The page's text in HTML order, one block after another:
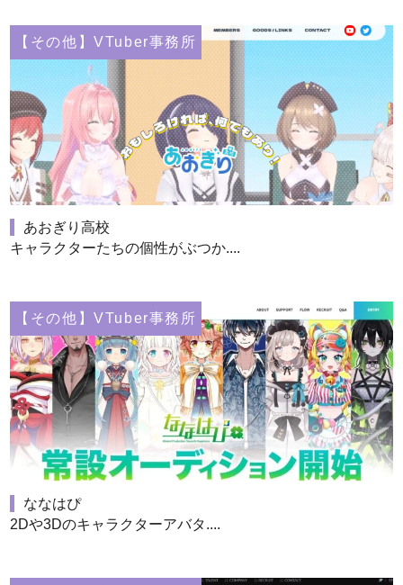
【その他】VTuber事務所
あおぎり高校
キャラクターたちの個性がぶつか....
【その他】VTuber事務所
ななはぴ
2Dや3Dのキャラクターアバタ....